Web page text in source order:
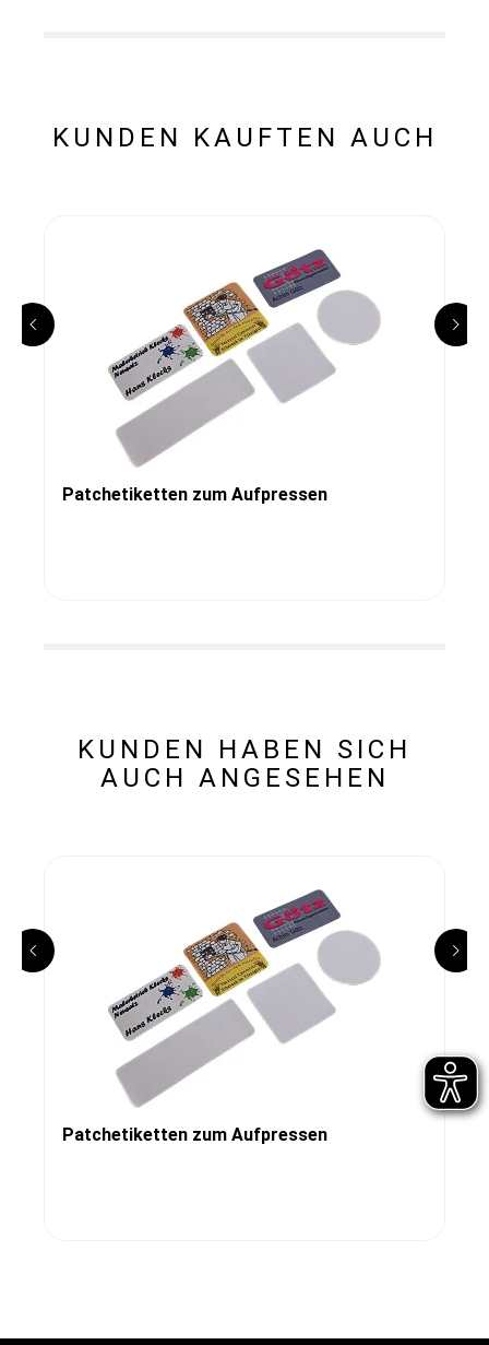
KUNDEN KAUFTEN AUCH
Patchetiketten zum Aufpressen
KUNDEN HABEN SICH
AUCH ANGESEHEN
Patchetiketten zum Aufpressen